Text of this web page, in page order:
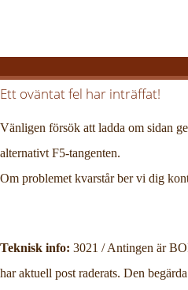
Ett oväntat fel har inträffat!
Vänligen försök att ladda om sidan
alternativt F5-tangenten.
Om problemet kvarstår ber vi dig
Teknisk info: 3021 / Antingen är
har aktuell post raderats. Den